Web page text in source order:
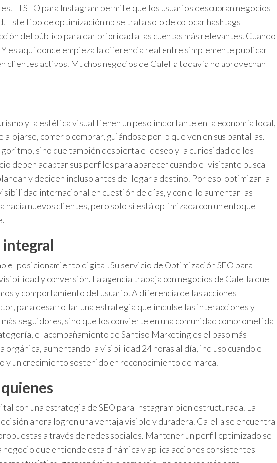
El SEO para Instagram permite que los usuarios descubran negocios
Este tipo de optimización no se trata solo de colocar hashtags
del público para dar prioridad a las cuentas más relevantes. Cuando
es aquí donde empieza la diferencia real entre simplemente publicar
clientes activos. Muchos negocios de Calella todavía no aprovechan
y la estética visual tienen un peso importante en la economía local,
comer o comprar, guiándose por lo que ven en sus pantallas.
sino que también despierta el deseo y la curiosidad de los
deben adaptar sus perfiles para aparecer cuando el visitante busca
y deciden incluso antes de llegar a destino. Por eso, optimizar la
internacional en cuestión de días, y con ello aumentar las
nuevos clientes, pero solo si está optimizada con un enfoque
integral
posicionamiento digital. Su servicio de Optimización SEO para
y conversión. La agencia trabaja con negocios de Calella que
y comportamiento del usuario. A diferencia de las acciones
para desarrollar una estrategia que impulse las interacciones y
seguidores, sino que los convierte en una comunidad comprometida
el acompañamiento de Santiso Marketing es el paso más
aumentando la visibilidad 24 horas al día, incluso cuando el
un crecimiento sostenido en reconocimiento de marca.
con una estrategia de SEO para Instagram bien estructurada. La
ahora logren una ventaja visible y duradera. Calella se encuentra
a través de redes sociales. Mantener un perfil optimizado se
que entiende esta dinámica y aplica acciones consistentes